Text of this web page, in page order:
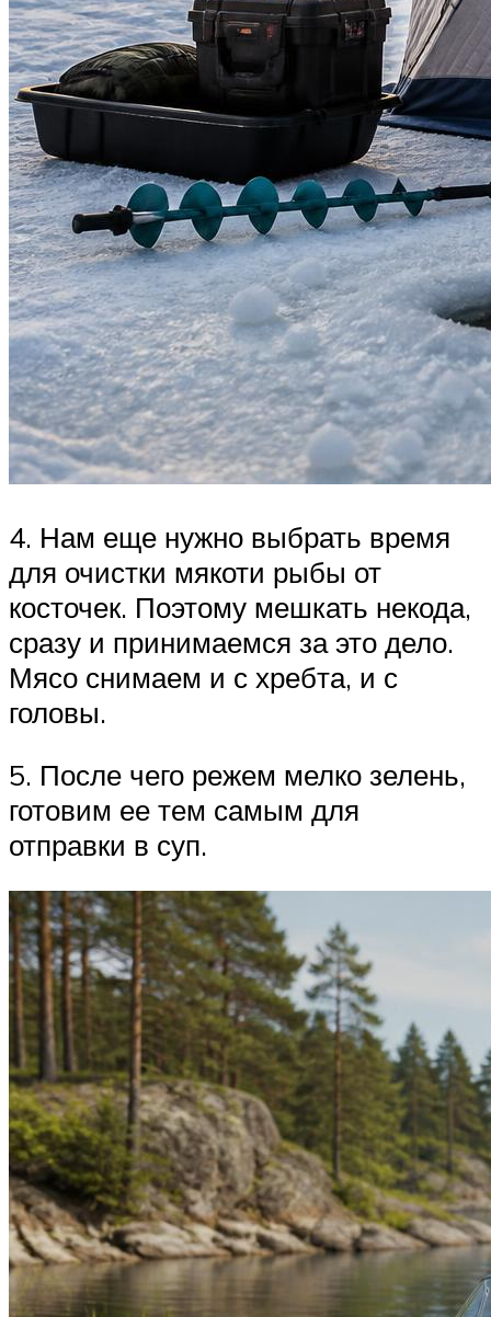
4. Нам еще нужно выбрать время
для очистки мякоти рыбы от
косточек. Поэтому мешкать некода,
сразу и принимаемся за это дело.
Мясо снимаем и с хребта, и с
головы.
5. После чего режем мелко зелень,
готовим ее тем самым для
отправки в суп.